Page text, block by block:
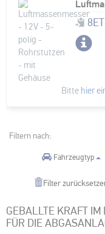
Bitte hier
Filtern nach:
Fahrzeugtyp
Filter
GEBALLTE KRAFT IM
FÜR DIE